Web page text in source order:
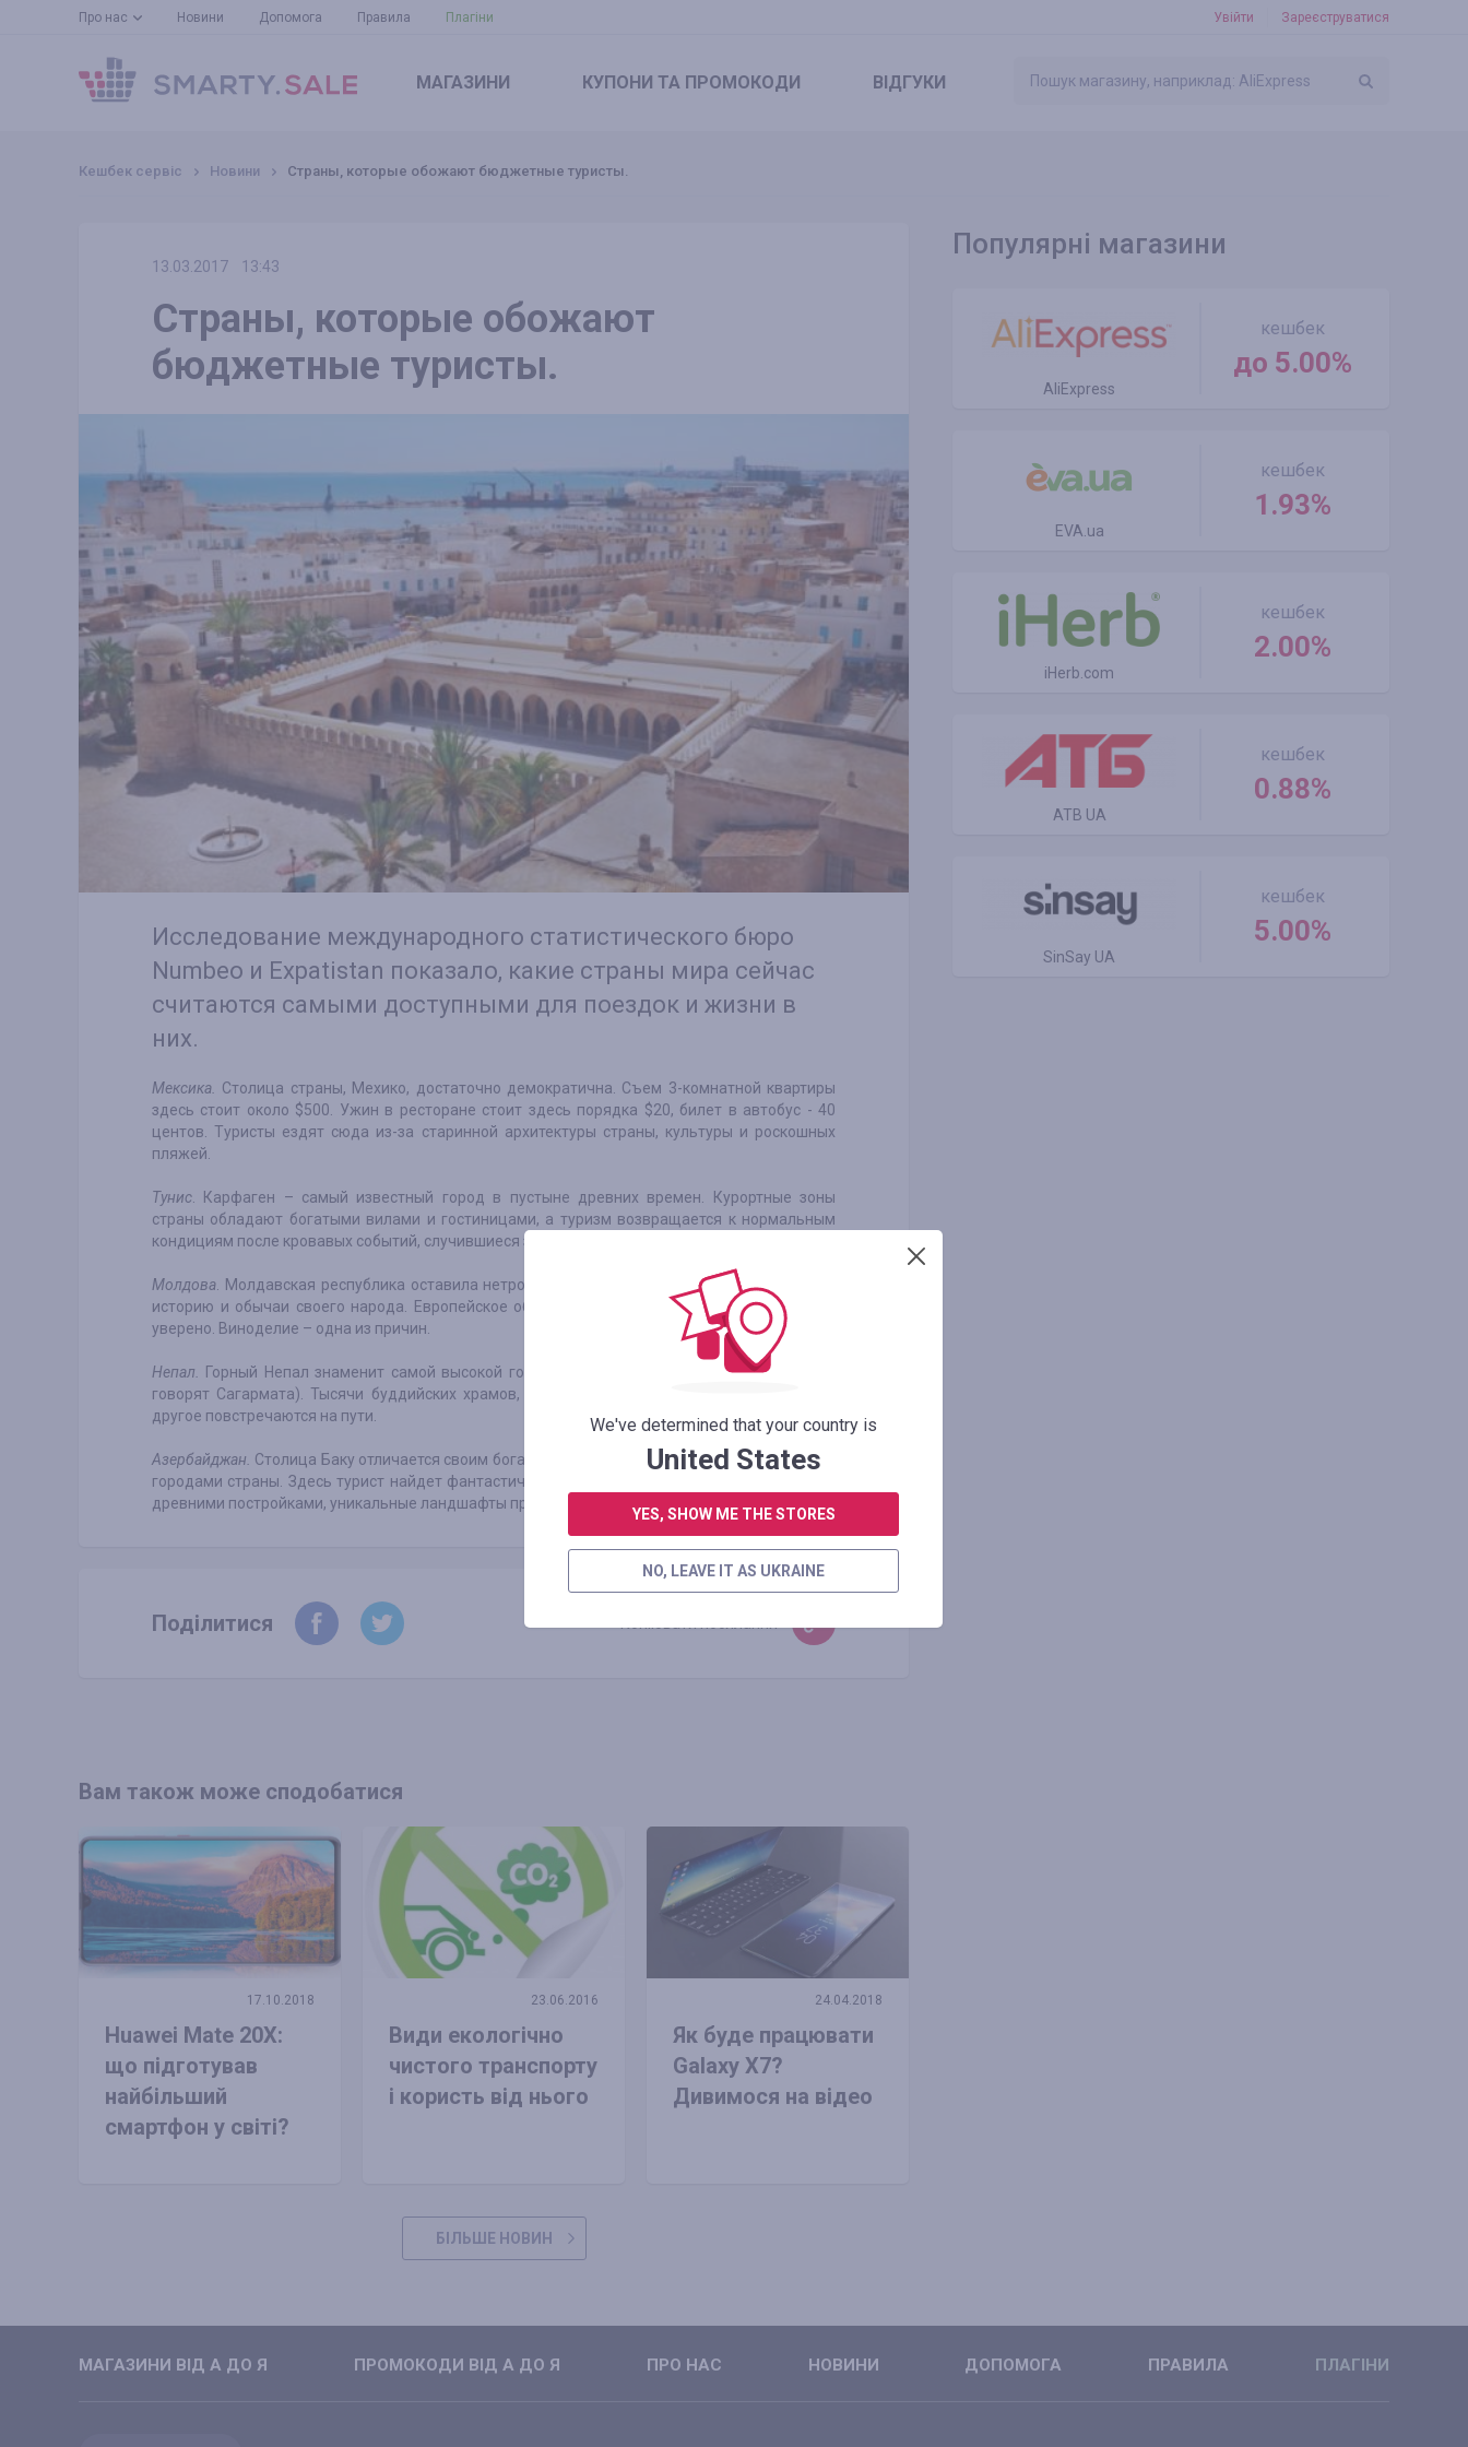
Про нас Новини Допомога Правила Плагіни Увійти Зареєструватися
МАГАЗИНИ КУПОНИ ТА ПРОМОКОДИ ВІДГУКИ
Кешбек сервіс Новини Страны, которые обожают бюджетные туристы.
13.03.2017 13:43
Страны, которые обожают
бюджетные туристы.
Исследование международного статистического бюро
Numbeo и Expatistan показало, какие страны мира сейчас
считаются самыми доступными для поездок и жизни в
них.
Мексика. Столица страны, Мехико, достаточно демократична. Съем 3-комнатной квартиры
здесь стоит около $500. Ужин в ресторане стоит здесь порядка $20, билет в автобус - 40
центов. Туристы ездят сюда из-за старинной архитектуры страны, культуры и роскошных
пляжей.
Тунис. Карфаген – самый известный город в пустыне древних времен. Курортные зоны
страны обладают богатыми вилами и гостиницами, а туризм возвращается к нормальным
кондициям после кровавых событий, случившиеся здесь несколько лет назад.
Молдова. Молдавская республика оставила нетронутыми давние архитектурные элементы,
историю и обычаи своего народа. Европейское общество тянется в страну постепенно, но
уверено. Виноделие – одна из причин.
Непал. Горный Непал знаменит самой высокой горой во всем мире – Эверестом (местные
говорят Сагармата). Тысячи буддийских храмов, затерянных деревушек, слонов и многое
другое повстречаются на пути.
Азербайджан. Столица Баку отличается своим богатством, по сравнению с провинциальными
городами страны. Здесь турист найдет фантастическую современную архитектуру вместе с
древними постройками, уникальные ландшафты природной формы и многое прочее.
Поділитися Копіювати посилання
Вам також може сподобатися
17.10.2018
Huawei Mate 20X:
що підготував
найбільший
смартфон у світі?
23.06.2016
Види екологічно
чистого транспорту
і користь від нього
24.04.2018
Як буде працювати
Galaxy X7?
Дивимося на відео
БІЛЬШЕ НОВИН
Популярні магазини
AliExpress
кешбек
до 5.00%
EVA.ua
кешбек
1.93%
iHerb.com
кешбек
2.00%
ATB UA
кешбек
0.88%
SinSay UA
кешбек
5.00%
МАГАЗИНИ ВIД А ДО Я ПРОМОКОДИ ВIД А ДО Я ПРО НАС НОВИНИ ДОПОМОГА ПРАВИЛА ПЛАГІНИ
We've determined that your country is
United States
YES, SHOW ME THE STORES
NO, LEAVE IT AS UKRAINE